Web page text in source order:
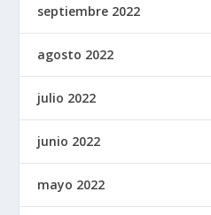
septiembre 2022
agosto 2022
julio 2022
junio 2022
mayo 2022